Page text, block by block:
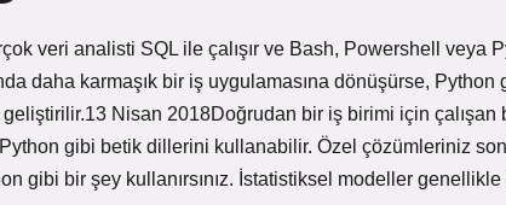
veri analisti SQL ile çalışır ve Bash, Powershell veya
daha karmaşık bir iş uygulamasına dönüşürse, Python
Nisan 2018Doğrudan bir iş birimi için çalışan
gibi betik dillerini kullanabilir. Özel çözümleriniz
gibi bir şey kullanırsınız. İstatistiksel modeller genellikle